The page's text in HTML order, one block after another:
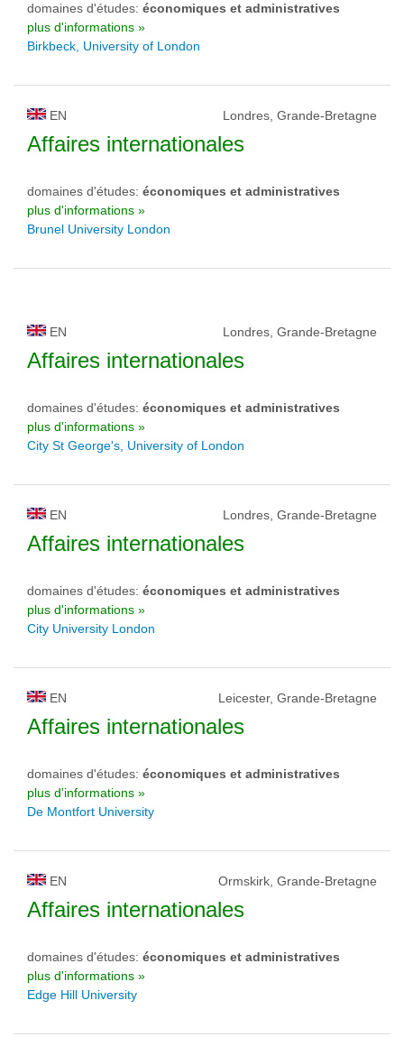
statut d'université
domaines d'études: économiques et administratives
plus d'informations »
Birkbeck, University of London
EN Londres, Grande-Bretagne
Affaires internationales
domaines d'études: économiques et administratives
plus d'informations »
Brunel University London
EN Londres, Grande-Bretagne
Affaires internationales
domaines d'études: économiques et administratives
plus d'informations »
City St George's, University of London
EN Londres, Grande-Bretagne
Affaires internationales
domaines d'études: économiques et administratives
plus d'informations »
City University London
EN Leicester, Grande-Bretagne
Affaires internationales
domaines d'études: économiques et administratives
plus d'informations »
De Montfort University
EN Ormskirk, Grande-Bretagne
Affaires internationales
domaines d'études: économiques et administratives
plus d'informations »
Edge Hill University